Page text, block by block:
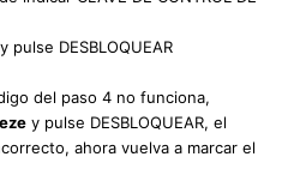
y pulse DESBLOQUEAR
del paso 4 no funciona,
y pulse DESBLOQUEAR, el
ahora vuelva a marcar el